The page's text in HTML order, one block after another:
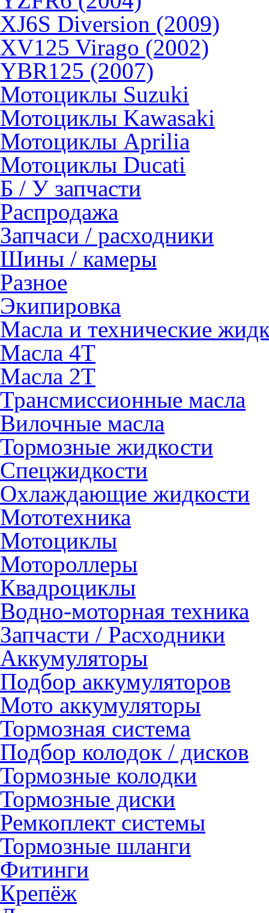
XJ6S Diversion (2009)
XV125 Virago (2002)
YBR125 (2007)
Мотоциклы Suzuki
Мотоциклы Kawasaki
Мотоциклы Aprilia
Мотоциклы Ducati
Б / У запчасти
Распродажа
Запчаси / расходники
Шины / камеры
Разное
Экипировка
Масла и технические
Масла 4Т
Масла 2Т
Трансмиссионные масла
Вилочные масла
Тормозные жидкости
Спецжидкости
Охлаждающие жидкости
Мототехника
Мотоциклы
Мотороллеры
Квадроциклы
Водно-моторная техника
Запчасти / Расходники
Аккумуляторы
Подбор аккумуляторов
Мото аккумуляторы
Тормозная система
Подбор колодок / дисков
Тормозные колодки
Тормозные диски
Ремкоплект системы
Тормозные шланги
Фитинги
Крепёж